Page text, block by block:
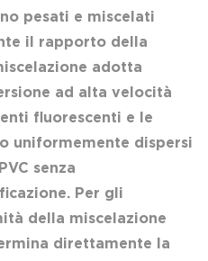
pesati e miscelati
il rapporto della
adotta
ad alta velocità
fluorescenti e le
uniformemente dispersi
senza
Per gli
della miscelazione
direttamente la